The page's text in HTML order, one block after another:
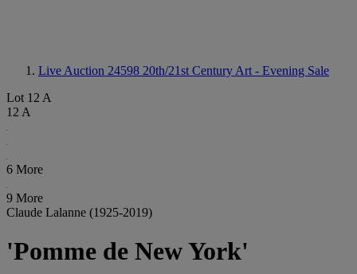
Live Auction 24598 20th/21st Century Art - Evening Sale
Lot 12 A
12 A
6 More
9 More
Claude Lalanne (1925-2019)
'Pomme de New York'